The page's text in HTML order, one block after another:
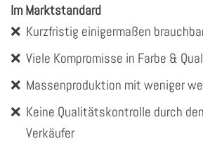
Im Marktstandard
❌ Kurzfristig einigermaßen
❌ Viele Kompromisse in Farbe &
❌ Massenproduktion mit weniger
❌ Keine Qualitätskontrolle durch
Verkäufer